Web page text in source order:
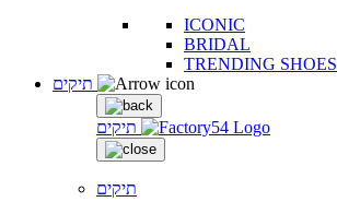
ICONIC
BRIDAL
TRENDING SHOES
תיקים
תיקים